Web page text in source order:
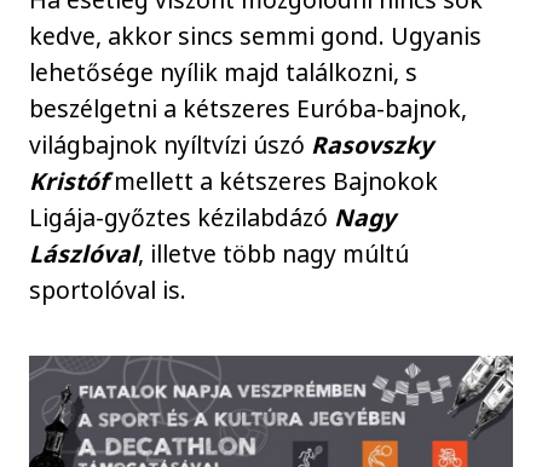
kedve, akkor sincs semmi gond. Ugyanis
lehetősége nyílik majd találkozni, s
beszélgetni a kétszeres Euróba-bajnok,
világbajnok nyíltvízi úszó Rasovszky
Kristófmellett a kétszeres Bajnokok
Ligája-győztes kézilabdázó Nagy
Lászlóval, illetve több nagy múltú
sportolóval is.